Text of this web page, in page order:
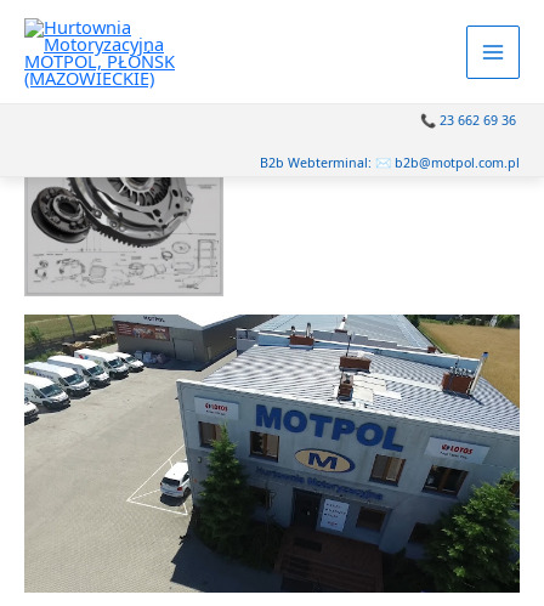
📞 23 662 69 36
B2b Webterminal: ✉️ b2b@motpol.com.pl